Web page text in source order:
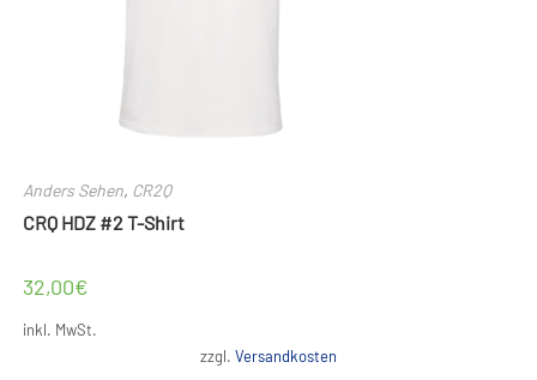
Anders Sehen, CR2Q
CRQ HDZ #2 T-Shirt
32,00€
inkl. MwSt.
zzgl. Versandkosten